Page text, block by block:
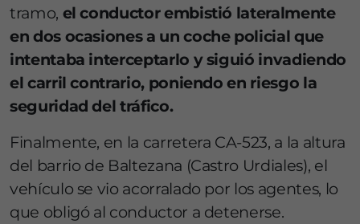
tramo, el conductor embistió lateralmente
en dos ocasiones a un coche policial que
intentaba interceptarlo y siguió invadiendo
el carril contrario, poniendo en riesgo la
seguridad del tráfico.
Finalmente, en la carretera CA-523, a la altura
del barrio de Baltezana (Castro Urdiales), el
vehículo se vio acorralado por los agentes, lo
que obligó al conductor a detenerse.